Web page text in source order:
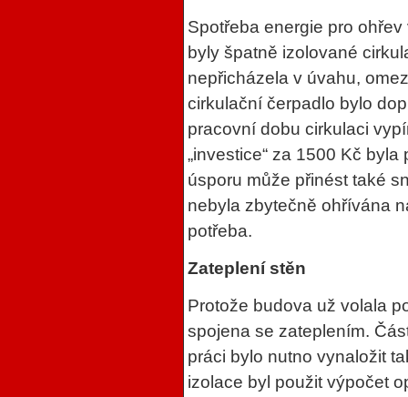
Spotřeba energie pro
byly špatně izolované
nepřicházela v úvahu,
cirkulační čerpadlo bylo
pracovní dobu cirkulaci
„investice“ za 1500 Kč
úsporu může přinést také
nebyla zbytečně ohřívána
potřeba.
Zateplení stěn
Protože budova už volala
spojena se zateplením.
práci bylo nutno vynaložit
izolace byl použit výpočet